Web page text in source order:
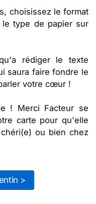
choisissez le format
type de papier sur
rédiger le texte
saura faire fondre le
votre cœur !
! Merci Facteur se
carte pour qu'elle
ou bien chez
>